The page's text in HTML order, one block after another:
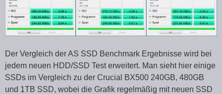
Der Vergleich der AS SSD Benchmark Ergebnisse wird bei
jedem neuen HDD/SSD Test erweitert. Man sieht hier einige
SSDs im Vergleich zu der Crucial BX500 240GB, 480GB
und 1TB SSD, wobei die Grafik regelmäßig mit neuen SSD